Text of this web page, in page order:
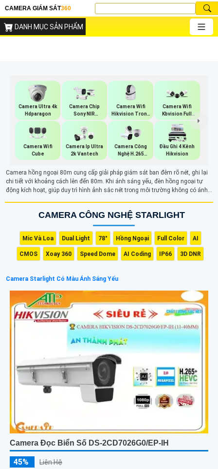
CAMERA GIÁM SÁT360
DANH MỤC SẢN PHẨM
Camera Ultra 4k
Hdparagon
Camera Chip
Sony NIR
KBvision
Camera Wifi
Hikvision Trong
Nhà
Camera Wifi
Kbvision Full
Color
Camera Wifi
Cube
Camera Ip Ultra
2k Vantech
Camera Công
Nghệ H.265
Hikvision
Đầu Ghi 4 Kênh
Hikvision
Camera hồng ngoại 80m cung cấp giải pháp giám sát ban đêm rõ nét, ghi lại
chi tiết với khoảng cách lên đến 80m. Khi ánh sáng yếu, đèn hồng ngoại tự
động kích hoạt, giúp duy trì hình ảnh sắc nét trong môi trường không có ánh
CAMERA CÔNG NGHỆ STARLIGHT
Mic Và Loa Dual Light 78° Hồng Ngoại Full Color AI
CMOS Xoay 360 Speed Dome AI Coding IP66 3D DNR
Camera Starlight Có Màu Ánh Sáng Yếu
Camera Đọc Biển Số DS-2CD7026G0/EP-IH
45% Liên Hệ